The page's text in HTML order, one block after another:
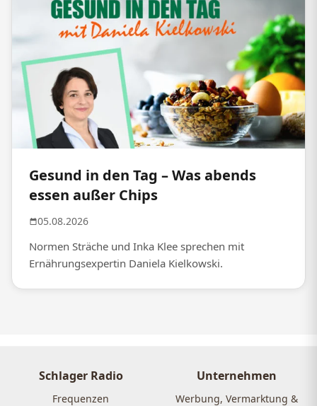
Gesund in den Tag – Was abends
essen außer Chips
05.08.2026
Normen Sträche und Inka Klee sprechen mit
Ernährungsexpertin Daniela Kielkowski.
Schlager Radio
Frequenzen
Unternehmen
Werbung, Vermarktung &